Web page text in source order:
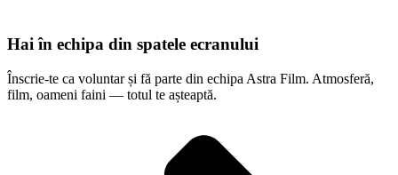
Hai în echipa din spatele ecranului
Înscrie-te ca voluntar și fă parte din echipa Astra Film. Atmosferă,
film, oameni faini — totul te așteaptă.